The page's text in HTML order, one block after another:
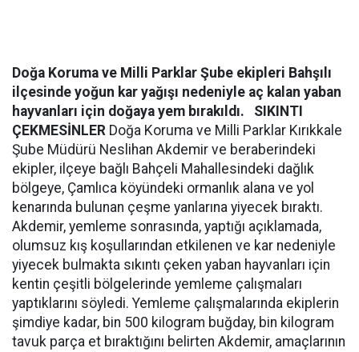
Doğa Koruma ve Milli Parklar Şube ekipleri Bahşılı
ilçesinde yoğun kar yağışı nedeniyle aç kalan yaban
hayvanları için doğaya yem bırakıldı.
SIKINTI
ÇEKMESİNLER Doğa Koruma ve Milli Parklar Kırıkkale
Şube Müdürü Neslihan Akdemir ve beraberindeki
ekipler, ilçeye bağlı Bahçeli Mahallesindeki dağlık
bölgeye, Çamlıca köyündeki ormanlık alana ve yol
kenarında bulunan çeşme yanlarına yiyecek bıraktı.
Akdemir, yemleme sonrasında, yaptığı açıklamada,
olumsuz kış koşullarından etkilenen ve kar nedeniyle
yiyecek bulmakta sıkıntı çeken yaban hayvanları için
kentin çeşitli bölgelerinde yemleme çalışmaları
yaptıklarını söyledi. Yemleme çalışmalarında ekiplerin
şimdiye kadar, bin 500 kilogram buğday, bin kilogram
tavuk parça et bıraktığını belirten Akdemir, amaçlarının